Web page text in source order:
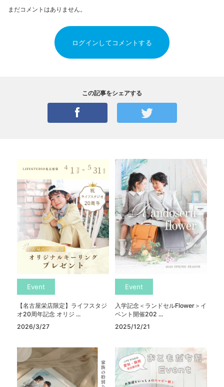
まだコメントはありません。
ログインしてコメントする
この記事をシェアする
Event
【名古屋栄店限定】ライフスタジ
オ20周年記念 オリジ ...
2026/3/27
Event
入学記念＜ランドセルFlower＞イ
ベント開催202 ...
2025/12/21